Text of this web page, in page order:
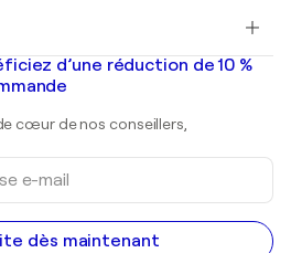
d’une réduction de 10 %
cœur de nos conseillers,
dès maintenant